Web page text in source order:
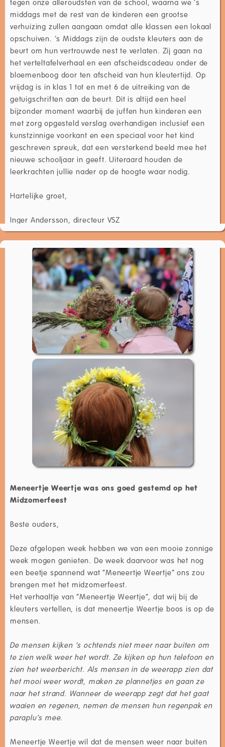
middags met de rest van de kinderen een grootse
verhuizing zullen aangaan omdat alle klassen een lokaal
opschuiven. ‘s Middags zijn de oudste kleuters aan de
beurt om hun vertrouwde nest te verlaten. Zij gaan na
het verteltafelverhaal en een afscheidscadeau onder de
bloemenboog door ten afscheid van hun kleutertijd. Op
vrijdag is in klas 1 tot en met 6 de uitreiking van de
getuigschriften aan de beurt. Dit is altijd een heel
bijzonder moment waarbij de juffen hun kinderen een
met zorg opgesteld verslag overhandigen inclusief een
kunstzinnige voorkant en een speciaal voor het kind
geschreven spreuk, dat een versterkend beeld mee het
nieuwe schooljaar in geeft. Uiteraard houden de
leerkrachten jullie nader op de hoogte waar nodig.
Hartelijke groet,
Inger Andersson, directeur VSZ
Meneertje Weertje was ons goed gestemd op het
Midzomerfeest
Beste ouders,
Deze afgelopen week hebben we van een mooie zonnige
week mogen genieten. De week daarvoor was het nog
een beetje spannend wat “Meneertje Weertje” ons zou
brengen met het midzomerfeest.
Het verhaaltje van “Meneertje Weertje”, dat wij bij de
kleuters vertellen, is dat meneertje Weertje boos is op de
mensen.
De mensen kijken ’s ochtends niet meer naar buiten om
te zien welk weer het wordt. Ze kijken op hun telefoon en
zien het weerbericht. Als mensen in de weerapp zien dat
het mooi weer wordt, maken ze plannetjes en gaan ze
naar het strand. Wanneer de weerapp zegt dat het gaat
waaien en regenen, nemen de mensen hun regenpak en
paraplu’s mee.
Meneertje Weertje wil dat de mensen weer naar buiten